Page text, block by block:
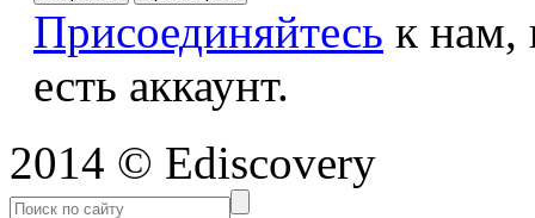
Присоединяйтесь к
есть аккаунт.
2014 © Ediscovery